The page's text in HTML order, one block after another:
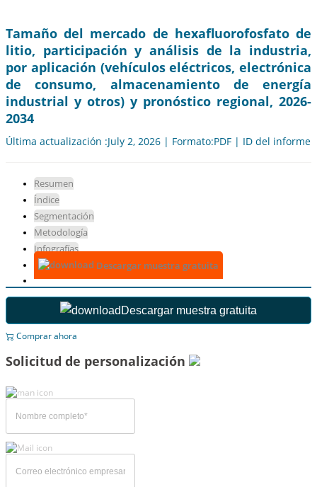
Tamaño del mercado de hexafluorofosfato de
litio, participación y análisis de la industria,
por aplicación (vehículos eléctricos, electrónica
de consumo, almacenamiento de energía
industrial y otros) y pronóstico regional, 2026-
2034
Última actualización :July 2, 2026 | Formato:PDF | ID del informe:
Resumen
Índice
Segmentación
Metodología
Infografías
Descargar muestra gratuita
Descargar muestra gratuita
Comprar ahora
Solicitud de personalización